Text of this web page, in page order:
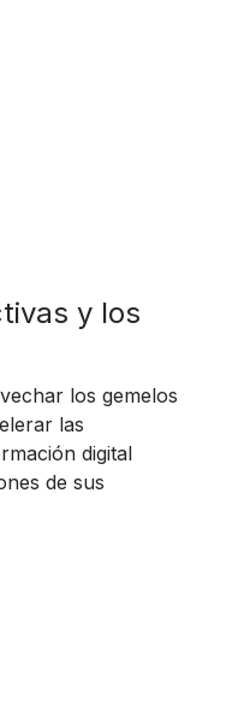
y los
los gemelos
las
digital
de sus